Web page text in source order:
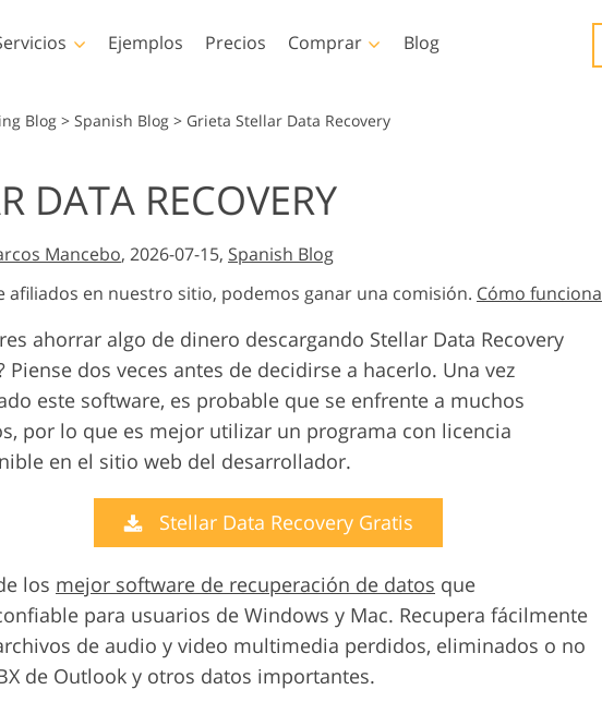
Corporal Servicios
Servicios de retoque
fotográfico de bebés
generados por IA
para prendas de vestir
Servicios de manipulación
de imágenes
Servicios de restauración
de fotografías
Servicios de Retoque de
Datos de Entrenamiento de
IA
Ejemplos Precios Comprar
Photoshop
de Photoshop
de Photoshop
enteras
Templates
Plantillas de marketing
Invitaciones de boda
Invitación de cumpleaños
Blog
Blog > Spanish Blog > Grieta Stellar Data Recovery
DATA RECOVERY
Mancebo, 2026-07-15, Spanish Blog
afiliados en nuestro sitio, podemos ganar una comisión. Cómo funciona
ahorrar algo de dinero descargando Stellar Data Recovery
Piense dos veces antes de decidirse a hacerlo. Una vez
este software, es probable que se enfrente a muchos
por lo que es mejor utilizar un programa con licencia
en el sitio web del desarrollador.
Stellar Data Recovery Gratis
los mejor software de recuperación de datos que
para usuarios de Windows y Mac. Recupera fácilmente
de audio y video multimedia perdidos, eliminados o no
de Outlook y otros datos importantes.